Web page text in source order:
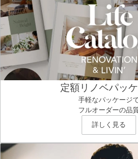
定額リノベパッ
手軽なパッケージ
フルオーダーの品
詳しく見る